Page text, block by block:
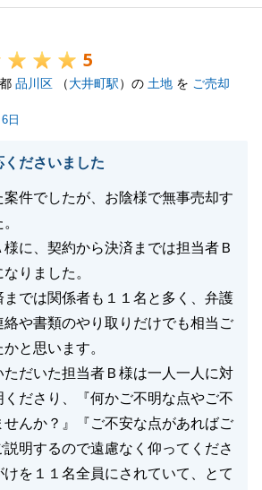
いただきます。
様のご助力の賜物と深く感謝いた
ましたらお声がけいただきました
5
品川区 （大井町駅）の 土地 を ご売却
日
ださいました
件でしたが、お陰様で無事売却す
に、契約から決済までは担当者Ｂ
りました。
では関係者も１１名と多く、弁護
や書類のやり取りだけでも相当ご
と思います。
だいた担当者Ｂ様は一人一人に対
くださり、『何かご不明な点やご不
んか？』『ご不安な点があればご
明するので遠慮なく仰ってくださ
を１１名全員にされていて、とて